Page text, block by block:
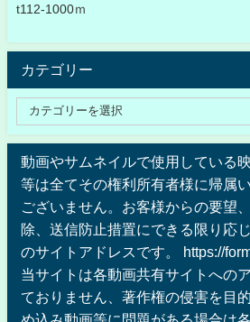
t112-1000ｍ
カテゴリー
動画やサムネイルで使用している
等は全てその権利所有者様に帰属
ございません。お客様からの要望
除、送信防止措置にできる限り応
のサイトアドレスです。 https://
当サイトは各動画共有サイトへの
ておりません、著作権の侵害を目